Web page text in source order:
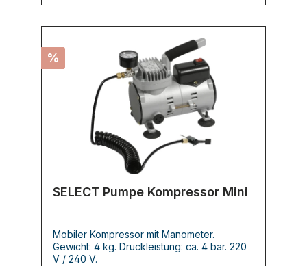
%
SELECT Pumpe Kompressor Mini
Mobiler Kompressor mit Manometer.
Gewicht: 4 kg. Druckleistung: ca. 4 bar. 220
V / 240 V.